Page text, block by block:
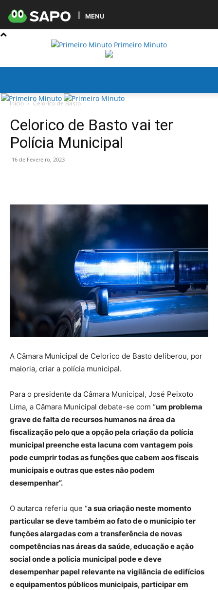
MENU
Primeiro Minuto
Início Celorico de Basto
Celorico de Basto vai ter
Polícia Municipal
16 de Fevereiro, 2023
A Câmara Municipal de Celorico de Basto deliberou, por
maioria, criar a polícia municipal.
Para o presidente da Câmara Municipal, José Peixoto
Lima, a Câmara Municipal debate-se com “um problema
grave de falta de recursos humanos na área da
fiscalização pelo que a opção pela criação da polícia
municipal preenche esta lacuna com vantagem pois
pode cumprir todas as funções que cabem aos fiscais
municipais e outras que estes não podem
desempenhar”.
O autarca referiu que “a sua criação neste momento
particular se deve também ao fato de o município ter
funções alargadas com a transferência de novas
competências nas áreas da saúde, educação e ação
social onde a polícia municipal pode e deve
desempenhar papel relevante na vigilância de edifícios
e equipamentos públicos municipais, participar em